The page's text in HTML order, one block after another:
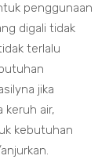
penggunaan
digali tidak
terlalu
jika
keruh air,
kebutuhan